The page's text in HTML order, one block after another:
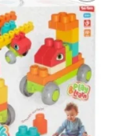
Sačuvaj
proizvod